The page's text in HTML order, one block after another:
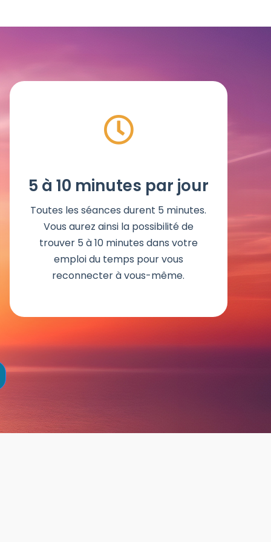
5 à 10 minutes par jour
Toutes les séances durent 5 minutes.
Vous aurez ainsi la possibilité de
trouver 5 à 10 minutes dans votre
emploi du temps pour vous
reconnecter à vous-même.